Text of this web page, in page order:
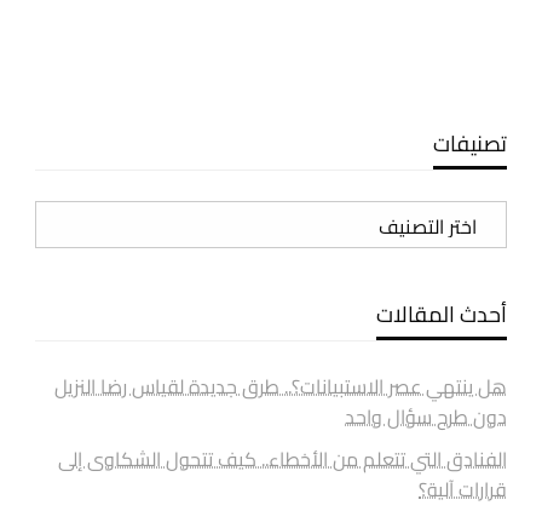
تصنيفات
تصنيفات
أحدث المقالات
هل ينتهي عصر الاستبيانات؟.. طرق جديدة لقياس رضا النزيل
دون طرح سؤال واحد
الفنادق التي تتعلم من الأخطاء.. كيف تتحول الشكاوى إلى
قرارات آلية؟